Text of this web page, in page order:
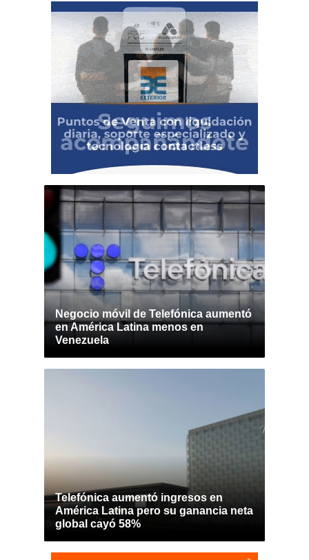
Negocio móvil de Telefónica aumentó
en América Latina menos en
Venezuela
Telefónica aumentó ingresos en
América Latina pero su ganancia neta
global cayó 58%